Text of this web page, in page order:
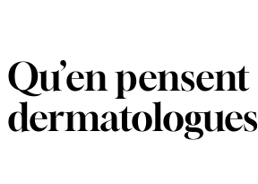
Qu’en pensent